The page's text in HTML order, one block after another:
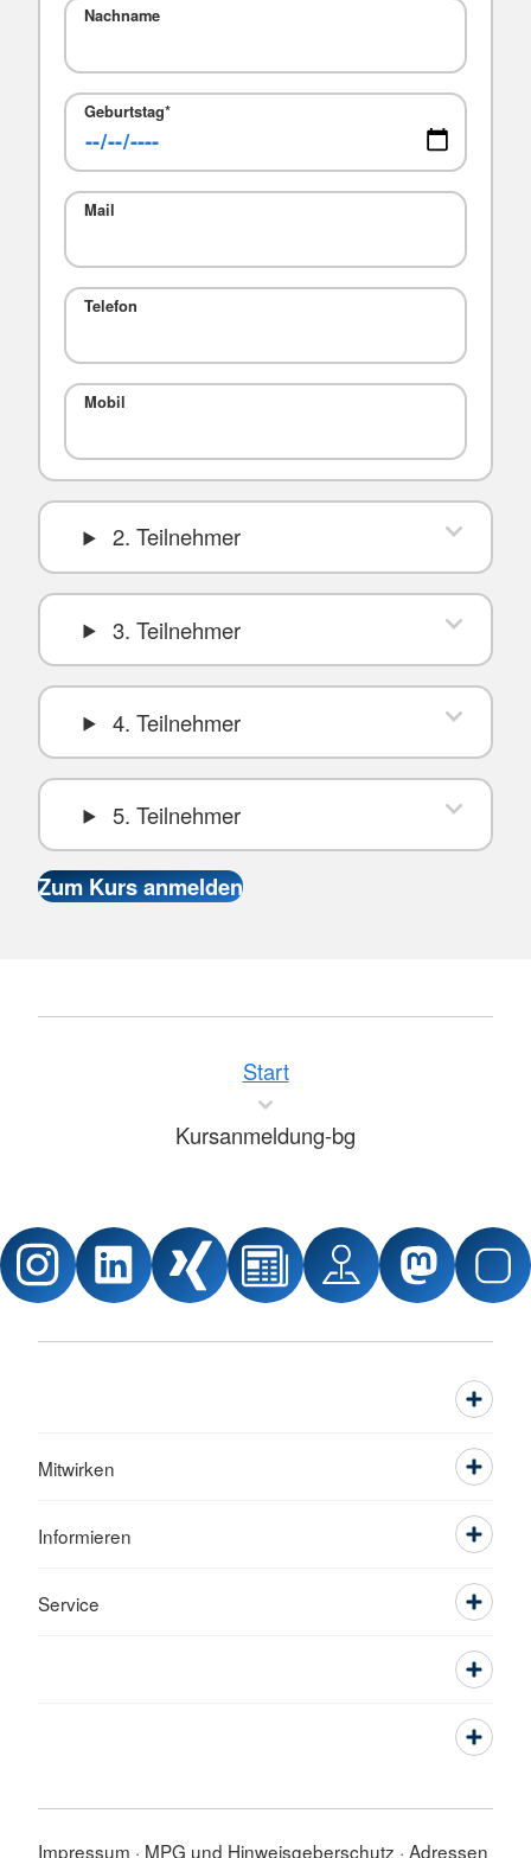
Nachname
Geburtstag*
Mail
Telefon
Mobil
2. Teilnehmer
3. Teilnehmer
4. Teilnehmer
5. Teilnehmer
Start
Kursanmeldung-bg
Mitwirken
Informieren
Service
Impressum MPG und Hinweisgeberschutz Adressen